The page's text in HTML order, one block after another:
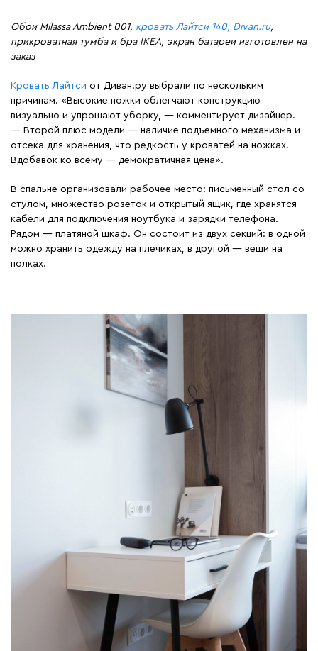
Обои Milassa Ambient 001, кровать Лайтси 140, Divan.ru,
прикроватная тумба и бра IKEA, экран батареи изготовлен на
заказ
Кровать Лайтси от Диван.ру выбрали по нескольким
причинам. «Высокие ножки облегчают конструкцию
визуально и упрощают уборку, — комментирует дизайнер.
— Второй плюс модели — наличие подъемного механизма и
отсека для хранения, что редкость у кроватей на ножках.
Вдобавок ко всему — демократичная цена».
В спальне организовали рабочее место: письменный стол со
стулом, множество розеток и открытый ящик, где хранятся
кабели для подключения ноутбука и зарядки телефона.
Рядом — платяной шкаф. Он состоит из двух секций: в одной
можно хранить одежду на плечиках, в другой — вещи на
полках.